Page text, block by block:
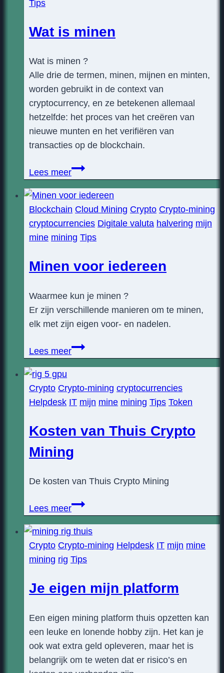
Tips
Wat is minen
Wat is minen ?
Alle drie de termen, minen, mijnen en minten,
worden gebruikt in de context van
cryptocurrency, en ze betekenen allemaal
hetzelfde: het proces van het creëren van
nieuwe munten en het verifiëren van
transacties op de blockchain.
Lees meerWat
is
minen
Blockchain Cloud Mining Crypto Crypto-mining
cryptocurrencies Digitale valuta halvering mijn
mine mining Tips
Minen voor iedereen
Waarmee kun je minen ?
Er zijn verschillende manieren om te minen,
elk met zijn eigen voor- en nadelen.
Lees meerMinen
voor
Crypto Crypto-mining cryptocurrencies
Helpdesk IT mijn mine mining Tips Token
Kosten van Thuis Crypto
Mining
De kosten van Thuis Crypto Mining
Lees meerKosten
van
Thuis
Crypto
Mining
Crypto Crypto-mining Helpdesk IT mijn mine
mining rig Tips
Je eigen mijn platform
Een eigen mining platform thuis opzetten kan
een leuke en lonende hobby zijn. Het kan je
ook wat extra geld opleveren, maar het is
belangrijk om te weten dat er risico’s en